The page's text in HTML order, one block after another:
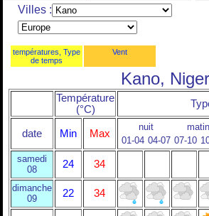
Villes :
températures, Type
de temps
Vent
Kano,
Température
(°C)
date Min Max
nuit matin
01-04 04-07 07-10
samedi
08
24 34
dimanche
09
22 34